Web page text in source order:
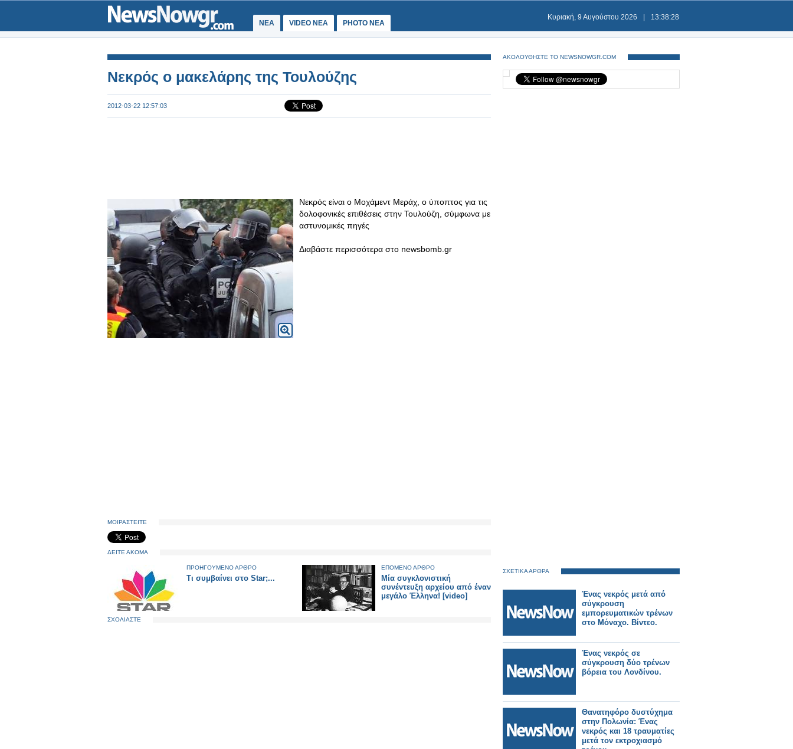
ΝΕΑ VIDEO NEA PHOTO NEA
Κυριακή, 9 Αυγούστου 2026 13:38:28
Νεκρός ο μακελάρης της Τουλούζης
2012-03-22 12:57:03
Νεκρός είναι ο Μοχάμεντ Μεράχ, ο ύποπτος για τις
δολοφονικές επιθέσεις στην Τουλούζη, σύμφωνα με
αστυνομικές πηγές
Διαβάστε περισσότερα στο newsbomb.gr
ΜΟΙΡΑΣΤΕΙΤΕ
ΔΕΙΤΕ ΑΚΟΜΑ
ΠΡΟΗΓΟΥΜΕΝΟ ΑΡΘΡΟ
Τι συμβαίνει στο Star;...
ΕΠΟΜΕΝΟ ΑΡΘΡΟ
Μία συγκλονιστική
συνέντευξη αρχείου από έναν
μεγάλο Έλληνα! [video]
ΣΧΟΛΙΑΣΤΕ
ΑΚΟΛΟΥΘΗΣΤΕ ΤΟ NEWSNOWGR.COM
ΣΧΕΤΙΚΑ ΑΡΘΡΑ
Ένας νεκρός μετά από
σύγκρουση
εμπορευματικών τρένων
στο Μόναχο. Βίντεο.
Ένας νεκρός σε
σύγκρουση δύο τρένων
βόρεια του Λονδίνου.
Θανατηφόρο δυστύχημα
στην Πολωνία: Ένας
νεκρός και 18 τραυματίες
μετά τον εκτροχιασμό